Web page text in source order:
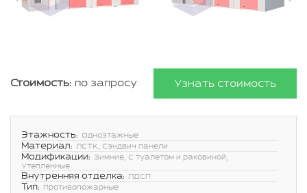
Стоимость: по запросу Узнать стоимость
Этажность: Одноэтажные
Материал: ЛСТК, Сэндвич панели
Модификации: Зимние, С туалетом и раковиной,
Утепленные
Внутренняя отделка: ЛДСП
Тип: Противопожарные